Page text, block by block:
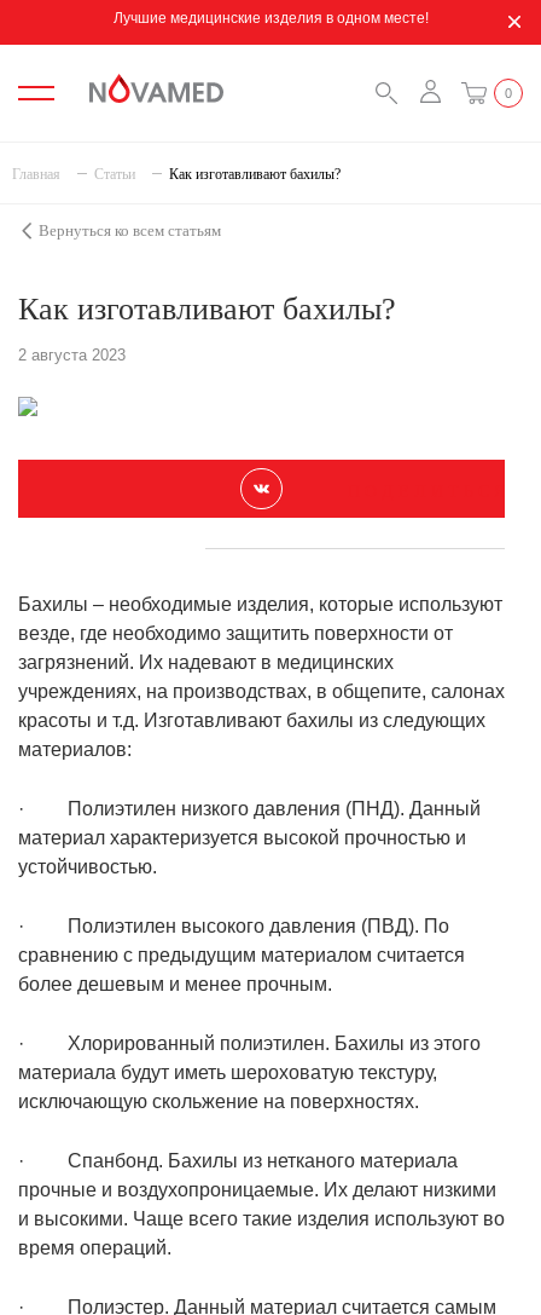
Лучшие медицинские изделия в одном месте!
0
Главная Статьи Как изготавливают бахилы?
Вернуться ко всем статьям
Как изготавливают бахилы?
2 августа 2023
Бахилы – необходимые изделия, которые используют
везде, где необходимо защитить поверхности от
загрязнений. Их надевают в медицинских
учреждениях, на производствах, в общепите, салонах
красоты и т.д. Изготавливают бахилы из следующих
материалов:
· Полиэтилен низкого давления (ПНД). Данный
материал характеризуется высокой прочностью и
устойчивостью.
· Полиэтилен высокого давления (ПВД). По
сравнению с предыдущим материалом считается
более дешевым и менее прочным.
· Хлорированный полиэтилен. Бахилы из этого
материала будут иметь шероховатую текстуру,
исключающую скольжение на поверхностях.
· Спанбонд. Бахилы из нетканого материала
прочные и воздухопроницаемые. Их делают низкими
и высокими. Чаще всего такие изделия используют во
время операций.
· Полиэстер. Данный материал считается самым